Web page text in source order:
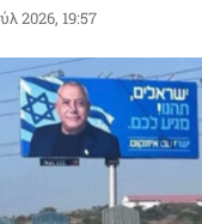
2026, 19:57